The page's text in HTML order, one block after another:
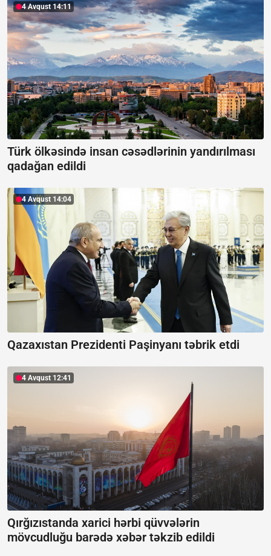
4 Avqust 14:11
Türk ölkəsində insan cəsədlərinin yandırılması
qadağan edildi
4 Avqust 14:04
Qazaxıstan Prezidenti Paşinyanı təbrik etdi
4 Avqust 12:41
Qırğızıstanda xarici hərbi qüvvələrin
mövcudluğu barədə xəbər təkzib edildi